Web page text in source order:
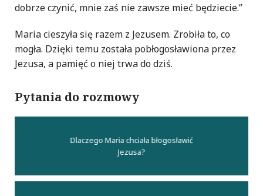
dobrze czynić, mnie zaś nie zawsze mieć będziecie.”
Maria cieszyła się razem z Jezusem. Zrobiła to, co
mogła. Dzięki temu została pobłogosławiona przez
Jezusa, a pamięć o niej trwa do dziś.
Pytania do rozmowy
Dlaczego Maria chciała błogosławić
Jezusa?